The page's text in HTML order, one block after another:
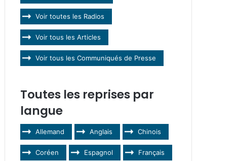
Voir toutes les Radios
Voir tous les Articles
Voir tous les Communiqués de Presse
Toutes les reprises par
langue
Allemand Anglais Chinois
Coréen Espagnol Français